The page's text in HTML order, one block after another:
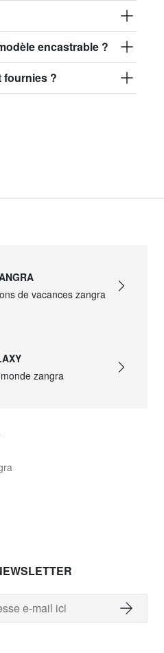
encastrable ?
fournies ?
de vacances zangra
zangra